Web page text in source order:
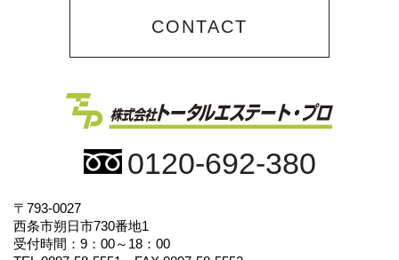
CONTACT
0120-692-380
〒793-0027
西条市朔日市730番地1
受付時間：9：00～18：00